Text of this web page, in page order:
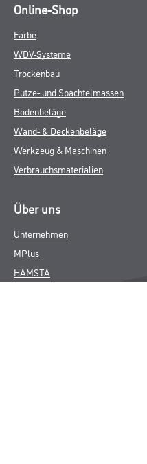
Online-Shop
Farbe
WDV-Systeme
Trockenbau
Putze- und Spachtelmassen
Bodenbeläge
Wand- & Deckenbeläge
Werkzeug & Maschinen
Verbrauchsmaterialien
Über uns
Unternehmen
MPlus
HAMSTA